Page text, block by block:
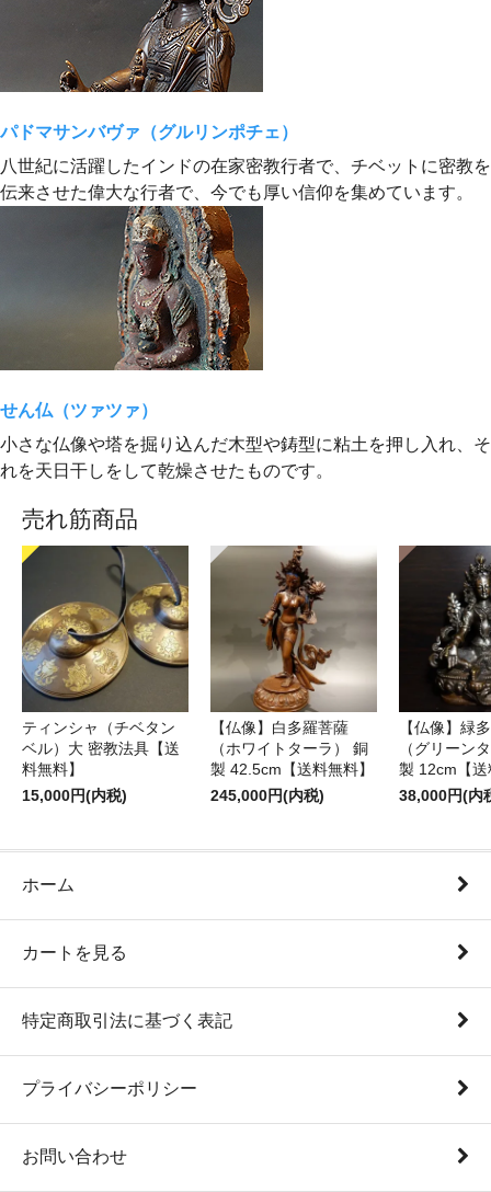
パドマサンバヴァ（グルリンポチェ）
八世紀に活躍したインドの在家密教行者で、チベットに密教を
伝来させた偉大な行者で、今でも厚い信仰を集めています。
せん仏（ツァツァ）
小さな仏像や塔を掘り込んだ木型や鋳型に粘土を押し入れ、そ
れを天日干しをして乾燥させたものです。
売れ筋商品
ティンシャ（チベタン
ベル）大 密教法具【送
料無料】
15,000円(内税)
【仏像】白多羅菩薩
（ホワイトターラ） 銅
製 42.5cm【送料無料】
245,000円(内税)
【仏像】緑
（グリーン
製 12cm【
38,000円(内
ホーム
カートを見る
特定商取引法に基づく表記
プライバシーポリシー
お問い合わせ